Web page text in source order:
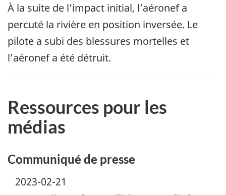
À la suite de l’impact initial, l’aéronef a
percuté la rivière en position inversée. Le
pilote a subi des blessures mortelles et
l’aéronef a été détruit.
Ressources pour les
médias
Communiqué de presse
2023-02-21